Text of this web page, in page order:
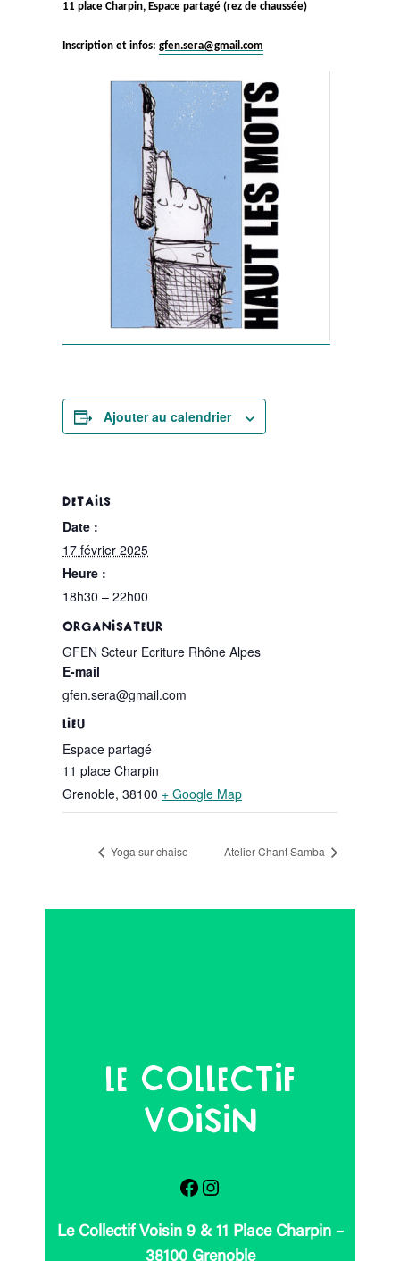
11 place Charpin, Espace partagé (rez de chaussée)
Inscription et infos: gfen.sera@gmail.com
Ajouter au calendrier
DÉTAILS
Date :
17 février 2025
Heure :
18h30 – 22h00
LIEU
Espace partagé
11 place Charpin
Grenoble, 38100 + Google Map
ORGANISATEUR
GFEN Scteur Ecriture Rhône Alpes
E-mail
gfen.sera@gmail.com
Yoga sur chaise Atelier Chant Samba
Le Collectif
Voisin
Facebook
Instagram
Le Collectif Voisin 9 & 11 Place Charpin –
38100 Grenoble